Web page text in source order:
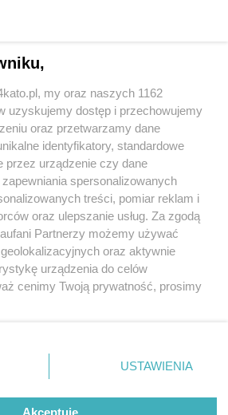
w Katowicach. Kierowca
zauważył starszej kobiety
regulamin korzystania z portali
Skontakuj sięz nami
Kontakt
Wydawca
Redakcja
my oraz naszych 1162
uzyskujemy dostęp i przechowujemy
oraz przetwarzamy dane
identyfikatory, standardowe
przez urządzenie czy dane
spersonalizowanych
treści, pomiar reklam i
oraz ulepszanie usług. Za zgodą
Partnerzy możemy używać
oraz aktywnie
urządzenia do celów
cenimy Twoją prywatność, prosimy
się w lewym dolnym rogu strony
przetwarzania danych nie wymagają
masz prawo sprzeciwić się
Preferencje będą miały
USTAWIENIA
Akceptuję